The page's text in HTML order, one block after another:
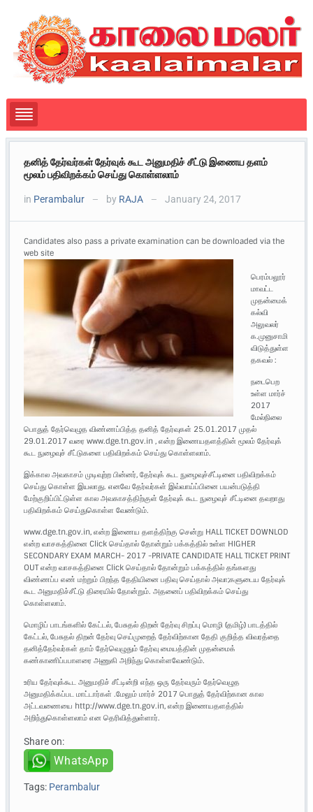
தனித் தேர்வர்கள் தேர்வுக் கூட அனுமதிச் சீட்டு இணைய தளம்
மூலம் பதிவிறக்கம் செய்து கொள்ளலாம்
in Perambalur — by RAJA — January 24, 2017
Candidates also pass a private examination can be downloaded via the
web site
பெரம்பலூர்
மாவட்ட
முதன்மைக்
கல்வி
அலுவலர்
க.முனுசாமி
விடுத்துள்ள
தகவல் :
நடைபெற
உள்ள மார்ச்
2017
மேல்நிலை
பொதுத் தேர்வெழுத விண்ணப்பித்த தனித் தேர்வுகள் 25.01.2017 முதல்
29.01.2017 வரை www.dge.tn.gov.in , என்ற இணையதளத்தின் மூலம் தேர்வுக்
கூட நுழைவுச் சீட்டுகளை பதிவிறக்கம் செய்து கொள்ளலாம்.
இக்கால அவகாசம் முடிவுற்ற பின்னர், தேர்வுக் கூட நுழைவுச்சீட்டினை பதிவிறக்கம்
செய்து கொள்ள இயலாது. எனவே தேர்வர்கள் இவ்வாய்ப்பினை பயன்படுத்தி
மேற்குறிப்பிட்டுள்ள கால அவகாசத்திற்குள் தேர்வுக் கூட நுழைவுச் சீட்டினை தவறாது
பதிவிறக்கம் செய்துகொள்ள வேண்டும்.
www.dge.tn.gov.in, என்ற இணைய தளத்திற்கு சென்று HALL TICKET DOWNLOD
என்ற வாசகத்தினை Click செய்தால் தோன்றும் பக்கத்தில் உள்ள HIGHER
SECONDARY EXAM MARCH- 2017 -PRIVATE CANDIDATE HALL TICKET PRINT
OUT என்ற வாசகத்தினை Click செய்தால் தோன்றும் பக்கத்தில் தங்களது
விண்ணப்ப எண் மற்றும் பிறந்த தேதியினை பதிவு செய்தால் அவா;களுடைய தேர்வுக்
கூட அனுமதிச்சீட்டு திரையில் தோன்றும். அதனைப் பதிவிறக்கம் செய்து
கொள்ளலாம்.
மொழிப் பாடங்களில் கேட்டல், பேசுதல் திறன் தேர்வு சிறப்பு மொழி (தமிழ்) பாடத்தில்
கேட்டல், பேசுதல் திறன் தேர்வு செய்முறைத் தேர்விற்கான தேதி குறித்த விவரத்தை
தனித்தேர்வர்கள் தாம் தேர்வெழுதும் தேர்வு மையத்தின் முதன்மைக்
கண்காணிப்பபாளரை அணுகி அறிந்து கொள்ளவேண்டும்.
உரிய தேர்வுக்கூட அனுமதிச் சீட்டின்றி எந்த ஒரு தேர்வரும் தேர்வெழுத
அனுமதிக்கப்பட மாட்டார்கள் .மேலும் மார்ச் 2017 பொதுத் தேர்விற்கான கால
அட்டவணையை http://www.dge.tn.gov.in, என்ற இணையதளத்தில்
அறிந்துகொள்ளலாம் என தெரிவித்துள்ளார்.
Share on:
WhatsApp
Tags: Perambalur